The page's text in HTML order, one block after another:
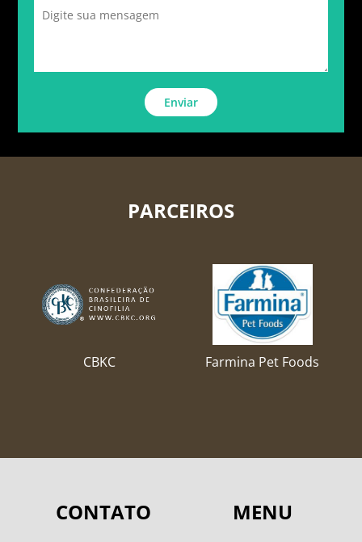
Enviar
PARCEIROS
CBKC Farmina Pet Foods
CONTATO MENU